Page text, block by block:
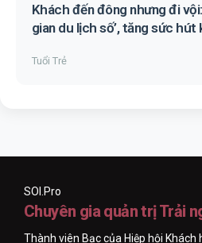
Khách đến đông nhưng đi
gian du lịch số’, tăng sức hút
Tuổi Trẻ
SOI.Pro
Chuyên gia quản trị Trải
Thành viên Bạc của Hiệp hội